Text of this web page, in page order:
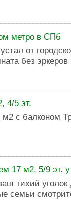
метро в СПб
от
без
4/5 эт.
с балконом
17 м2, 5/9 эт.
тихий
семьи